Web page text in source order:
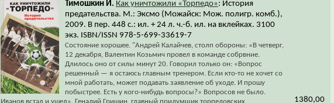
Тимошкин И. Как уничтожили «Торпедо»: История
предательства. М.: Эксмо (Можайск: Мож. полигр. комб.),
2009. В пер. 448 с.: ил. + 24 л. ч.-б. ил. на вклейках. 3100
экз. ISBN/ISSN 978-5-699-33619-7
Состояние хорошее. "Андрей Калайчев, столп обороны: «В четверг,
12 декабря, Валентин Козьмич провел в команде собрвние.
Длилось оно от силы минут 20. Говорил только он: «Вопрос
решенный — я остаюсь главным тренером. Если кто-то не хочет со
мной работать, может подавать заявление об уходе. И прошу
побыстрее. Есть у кого-нибудь вопросы?» Вопросов не было.
Иванов встал и ушел». Генадий Гришин, главный придумщик торпедовских
1380,00